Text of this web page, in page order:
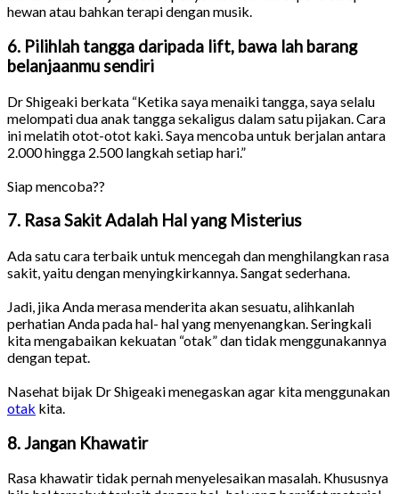
hewan atau bahkan terapi dengan musik.
6. Pilihlah tangga daripada lift, bawa lah barang
belanjaanmu sendiri
Dr Shigeaki berkata “Ketika saya menaiki tangga, saya selalu
melompati dua anak tangga sekaligus dalam satu pijakan. Cara
ini melatih otot-otot kaki. Saya mencoba untuk berjalan antara
2.000 hingga 2.500 langkah setiap hari.”
Siap mencoba??
7. Rasa Sakit Adalah Hal yang Misterius
Ada satu cara terbaik untuk mencegah dan menghilangkan rasa
sakit, yaitu dengan menyingkirkannya. Sangat sederhana.
Jadi, jika Anda merasa menderita akan sesuatu, alihkanlah
perhatian Anda pada hal- hal yang menyenangkan. Seringkali
kita mengabaikan kekuatan “otak” dan tidak menggunakannya
dengan tepat.
Nasehat bijak Dr Shigeaki menegaskan agar kita menggunakan
otak kita.
8. Jangan Khawatir
Rasa khawatir tidak pernah menyelesaikan masalah. Khususnya